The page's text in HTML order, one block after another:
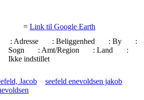
= Link til Google Earth
: Adresse : Beliggenhed : By
:
Sogn
: Amt/Region : Land
:
Ikke indstillet
seefeld enevoldsen jakob